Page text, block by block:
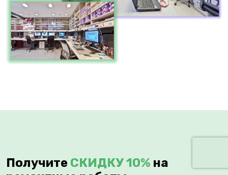
Получите СКИДКУ 10% на